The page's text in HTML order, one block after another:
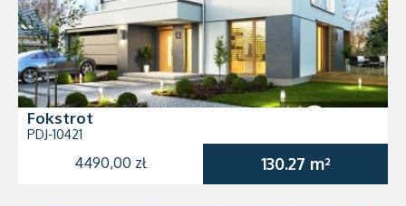
Fokstrot
PDJ-10421
4490,00 zł 130.27 m²